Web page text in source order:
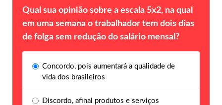
Qual sua opinião sobre a escala 5x2, na qual
em uma semana o trabalhador tem dois dias
de folga sem redução do salário mensal?
Concordo, pois aumentará a qualidade de
vida dos brasileiros
Discordo, afinal produtos e serviços